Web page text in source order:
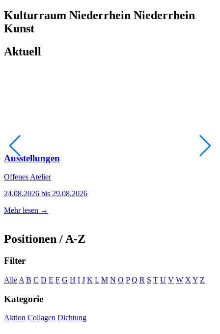
Kulturraum Niederrhein Niederrhein
Kunst
Aktuell
Ausstellungen
Offenes Atelier
24.08.2026 bis 29.08.2026
Mehr lesen →
Positionen / A-Z
Filter
Alle A B C D E F G H I J K L M N O P Q R S T U V W X Y Z
Kategorie
Aktion Collagen Dichtung